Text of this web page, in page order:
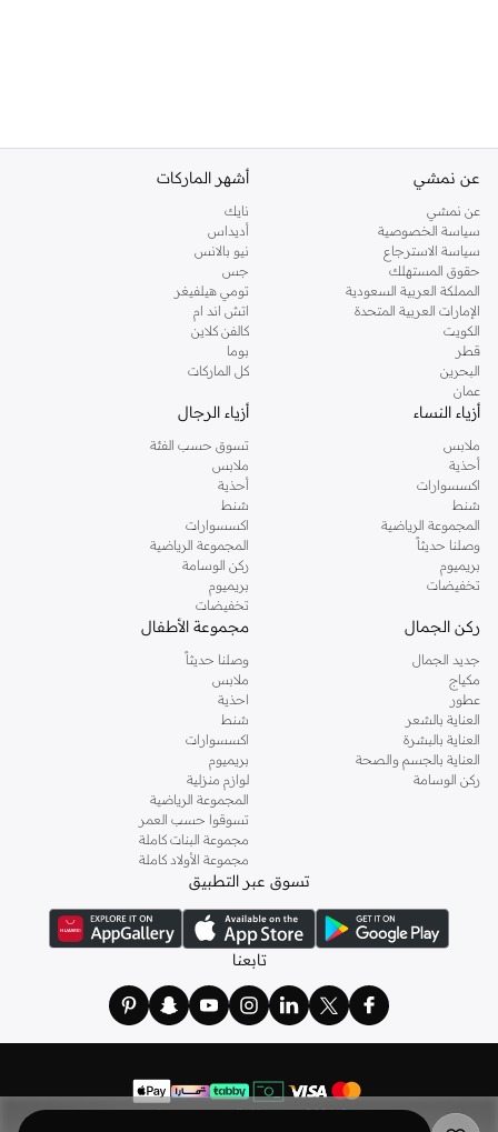
عن نمشي
عن نمشي
سياسة الخصوصية
سياسة الاسترجاع
حقوق المستهلك
المملكة العربية السعودية
الإمارات العربية المتحدة
الكويت
قطر
البحرين
عمان
أشهر الماركات
نايك
أديداس
نيو بالانس
جس
تومي هيلفيغر
اتش اند ام
كالفن كلاين
بوما
كل الماركات
أزياء النساء
ملابس
أحذية
اكسسوارات
شنط
المجموعة الرياضية
وصلنا حديثاً
بريميوم
تخفيضات
أزياء الرجال
تسوق حسب الفئة
ملابس
أحذية
شنط
اكسسوارات
المجموعة الرياضية
ركن الوسامة
بريميوم
تخفيضات
ركن الجمال
جديد الجمال
مكياج
عطور
العناية بالشعر
العناية بالبشرة
العناية بالجسم والصحة
ركن الوسامة
مجموعة الأطفال
وصلنا حديثاً
ملابس
احذية
شنط
اكسسوارات
بريميوم
لوازم منزلية
المجموعة الرياضية
تسوقوا حسب العمر
مجموعة البنات كاملة
مجموعة الأولاد كاملة
تسوق عبر التطبيق
تابعنا
© 2026 نمشي. كل الحقوق محفوظة